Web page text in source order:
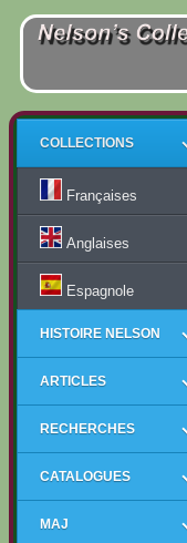
COLLECTIONS
Françaises
Anglaises
Espagnole
HISTOIRE NELSON
ARTICLES
RECHERCHES
CATALOGUES
MAJ